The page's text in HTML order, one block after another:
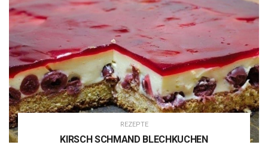
REZEPTE
KIRSCH SCHMAND BLECHKUCHEN